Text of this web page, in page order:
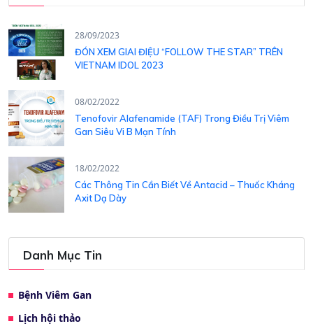
28/09/2023
ĐÓN XEM GIAI ĐIỆU “FOLLOW THE STAR” TRÊN
VIETNAM IDOL 2023
08/02/2022
Tenofovir Alafenamide (TAF) Trong Điều Trị Viêm
Gan Siêu Vi B Mạn Tính
18/02/2022
Các Thông Tin Cần Biết Về Antacid – Thuốc Kháng
Axit Dạ Dày
Danh Mục Tin
Bệnh Viêm Gan
Lịch hội thảo